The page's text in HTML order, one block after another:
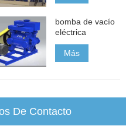
bomba de vacío
eléctrica
Más
De Contacto